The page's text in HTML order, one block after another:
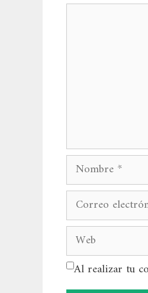
Comentario
Nombre
Correo
electrónico
Web
Al realizar tu